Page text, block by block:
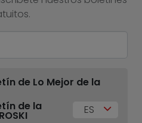
de Lo Mejor de la
de la
ES